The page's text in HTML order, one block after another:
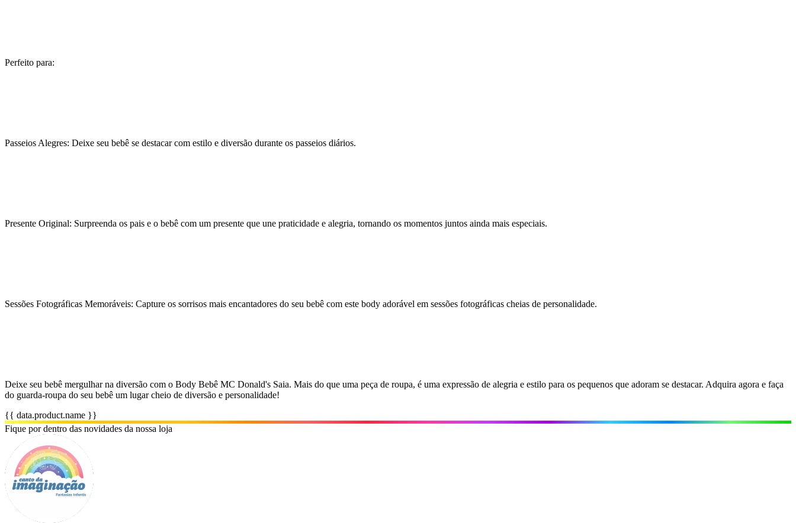
Perfeito para:
Passeios Alegres: Deixe seu bebê se destacar com estilo e diversão durante os passeios diários.
Presente Original: Surpreenda os pais e o bebê com um presente que une praticidade e alegria, tornando os momentos juntos ainda mais especiais.
Sessões Fotográficas Memoráveis: Capture os sorrisos mais encantadores do seu bebê com este body adorável em sessões fotográficas cheias de personalidade.
Deixe seu bebê mergulhar na diversão com o Body Bebê MC Donald's Saia. Mais do que uma peça de roupa, é uma expressão de alegria e estilo para os pequenos que adoram se destacar. Adquira agora e faça
do guarda-roupa do seu bebê um lugar cheio de diversão e personalidade!
{{ data.product.name }}
Fique por dentro das novidades da nossa loja